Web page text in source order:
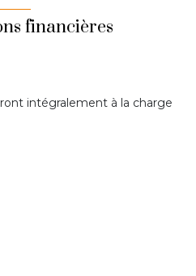
financières
intégralement à la charge